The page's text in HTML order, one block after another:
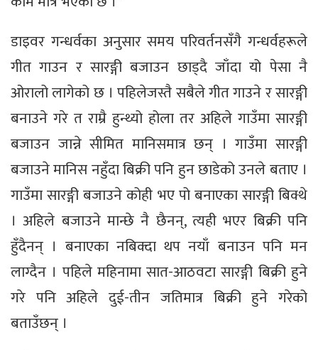
डाइवर गन्धर्वका अनुसार समय परिवर्तनसँगै गन्धर्वहरूले
गीत गाउन र सारङ्गी बजाउन छाड्दै जाँदा यो पेसा नै
ओरालो लागेको छ । पहिलेजस्तै सबैले गीत गाउने र सारङ्गी
बनाउने गरे त राम्रै हुन्थ्यो होला तर अहिले गाउँमा सारङ्गी
बजाउन जान्ने सीमित मानिसमात्र छन् । गाउँमा सारङ्गी
बजाउने मानिस नहुँदा बिक्री पनि हुन छाडेको उनले बताए ।
गाउँमा सारङ्गी बजाउने कोही भए पो बनाएका सारङ्गी बिक्थे
। अहिले बजाउने मान्छे नै छैनन्, त्यही भएर बिक्री पनि
हुँदैनन् । बनाएका नबिक्दा थप नयाँ बनाउन पनि मन
लाग्दैन । पहिले महिनामा सात-आठवटा सारङ्गी बिक्री हुने
गरे पनि अहिले दुई-तीन जतिमात्र बिक्री हुने गरेको
बताउँछन् ।